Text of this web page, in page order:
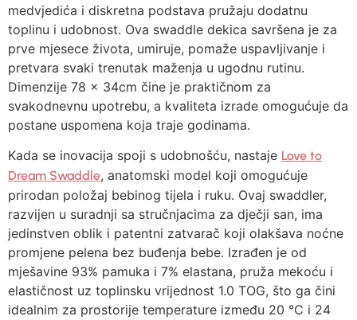
medvjedića i diskretna podstava pružaju dodatnu
toplinu i udobnost. Ova swaddle dekica savršena je za
prve mjesece života, umiruje, pomaže uspavljivanje i
pretvara svaki trenutak maženja u ugodnu rutinu.
Dimenzije 78 x 34cm čine je praktičnom za
svakodnevnu upotrebu, a kvaliteta izrade omogućuje da
postane uspomena koja traje godinama.
Kada se inovacija spoji s udobnošću, nastaje Love to
Dream Swaddle, anatomski model koji omogućuje
prirodan položaj bebinog tijela i ruku. Ovaj swaddler,
razvijen u suradnji sa stručnjacima za dječji san, ima
jedinstven oblik i patentni zatvarač koji olakšava noćne
promjene pelena bez buđenja bebe. Izrađen je od
mješavine 93% pamuka i 7% elastana, pruža mekoću i
elastičnost uz toplinsku vrijednost 1.0 TOG, što ga čini
idealnim za prostorije temperature između 20 °C i 24